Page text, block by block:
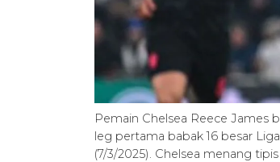
Pemain Chelsea Reece James
leg pertama babak 16 besar
(7/3/2025). Chelsea menang